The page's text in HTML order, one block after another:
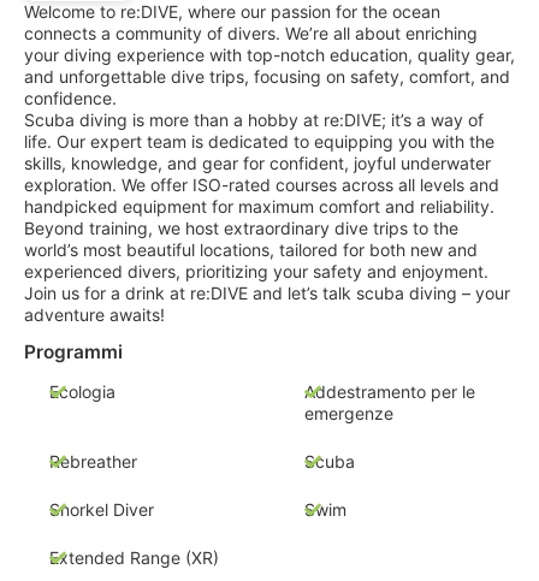
Welcome to re:DIVE, where our passion for the ocean
connects a community of divers. We’re all about enriching
your diving experience with top-notch education, quality gear,
and unforgettable dive trips, focusing on safety, comfort, and
confidence.
Scuba diving is more than a hobby at re:DIVE; it’s a way of
life. Our expert team is dedicated to equipping you with the
skills, knowledge, and gear for confident, joyful underwater
exploration. We offer ISO-rated courses across all levels and
handpicked equipment for maximum comfort and reliability.
Beyond training, we host extraordinary dive trips to the
world’s most beautiful locations, tailored for both new and
experienced divers, prioritizing your safety and enjoyment.
Join us for a drink at re:DIVE and let’s talk scuba diving – your
adventure awaits!
Programmi
Ecologia
Addestramento per le
emergenze
Rebreather Scuba
Snorkel Diver Swim
Extended Range (XR)